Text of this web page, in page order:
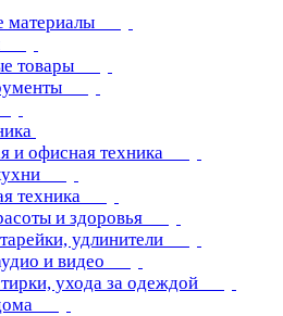
материалы
товары
и офисная техника
техника
и здоровья
удлинители
и видео
ухода за одеждой